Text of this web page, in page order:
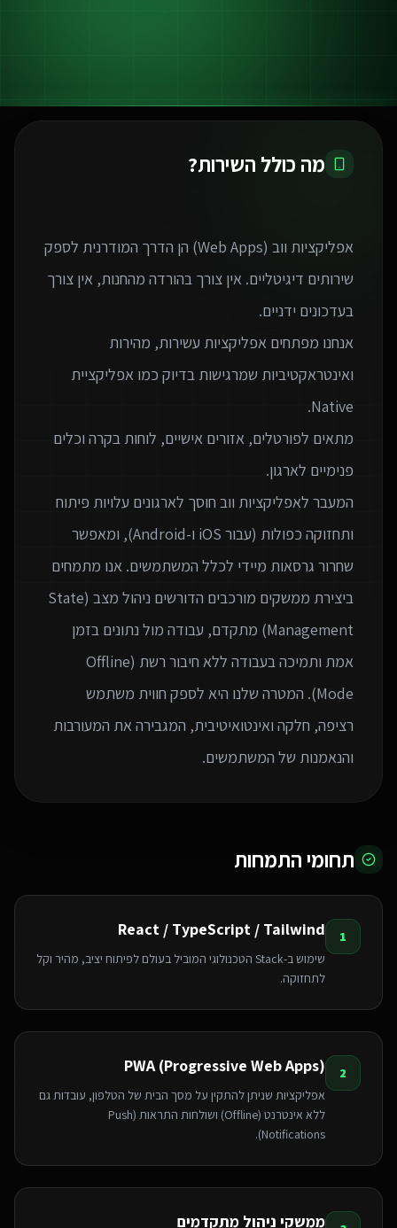
מה כולל השירות?
אפליקציות ווב (Web Apps) הן הדרך המודרנית לספק
שירותים דיגיטליים. אין צורך בהורדה מהחנות, אין צורך
אנחנו מפתחים אפליקציות עשירות, מהירות
ואינטראקטיביות שמרגישות בדיוק כמו אפליקציית
מתאים לפורטלים, אזורים אישיים, לוחות בקרה וכלים
המעבר לאפליקציות ווב חוסך לארגונים עלויות פיתוח
ותחזוקה כפולות (עבור iOS ו-Android), ומאפשר
שחרור גרסאות מיידי לכלל המשתמשים. אנו מתמחים
ביצירת ממשקים מורכבים הדורשים ניהול מצב (State
Management) מתקדם, עבודה מול נתונים בזמן
אמת ותמיכה בעבודה ללא חיבור רשת (Offline
Mode). המטרה שלנו היא לספק חווית משתמש
רציפה, חלקה ואינטואיטיבית, המגבירה את המעורבות
והנאמנות של המשתמשים.
תחומי התמחות
1
React / TypeScript / Tailwind
שימוש ב-Stack הטכנולוגי המוביל בעולם לפיתוח יציב, מהיר וקל
לתחזוקה.
2
PWA (Progressive Web Apps)
אפליקציות שניתן להתקין על מסך הבית של הטלפון, עובדות גם
ללא אינטרנט (Offline) ושולחות התראות (Push
Notifications).
ממשקי ניהול מתקדמים